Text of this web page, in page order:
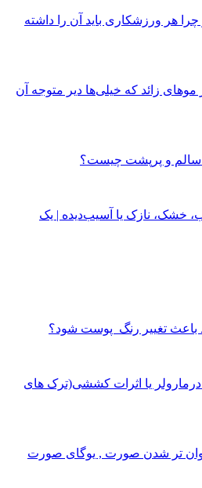
هر ورزشکاری باید آن را داشته
زائد که خیلی‌ها دیر متوجه آن
سالم و پرپشت چیست؟
خشک، نازک یا آسیب‌دیده | یک
باعث تغییر رنگ ‍ پوست شود؟
یا اثرات کششی(ترک های